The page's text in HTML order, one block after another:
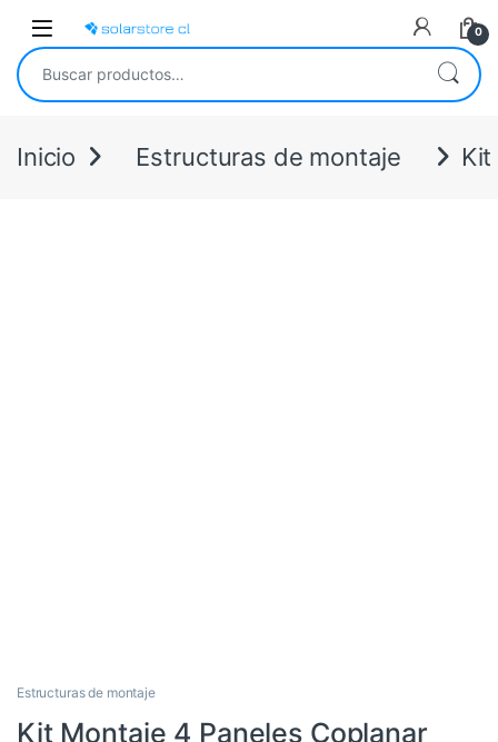
Open 0
Buscar por:
Inicio Estructuras de montaje
Estructuras de montaje
Kit Montaje 4 Paneles Coplanar